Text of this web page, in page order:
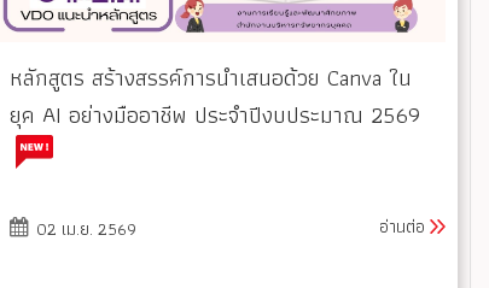
หลักสูตร สร้างสรรค์การนำเสนอด้วย Canva ใน
ยุค AI อย่างมืออาชีพ ประจำปีงบประมาณ 2569
02 เม.ย. 2569 อ่านต่อ